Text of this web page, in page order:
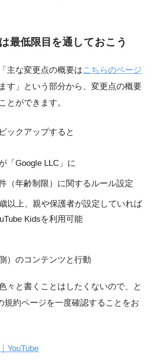
最低限目を通しておこう
主な変更点の概要はこちらのページ
す」という部分から、変更点の概要
とができます。
ックアップすると
「Google LLC」に
（年齢制限）に関するルール設定
以上、親や保護者が設定していれば
Kidsを利用可能
）のコンテンツと行動
々と書くことはしたくないので、と
規約ページを一度確認することをお
YouTube